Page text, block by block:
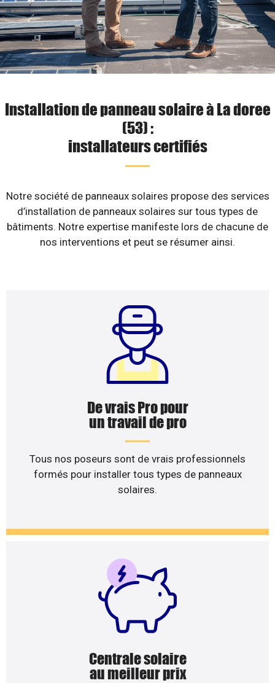
Installation de panneau solaire à La doree
(53) :
installateurs certifiés
Notre société de panneaux solaires propose des services
d’installation de panneaux solaires sur tous types de
bâtiments. Notre expertise manifeste lors de chacune de
nos interventions et peut se résumer ainsi.
De vrais Pro pour
un travail de pro
Tous nos poseurs sont de vrais professionnels
formés pour installer tous types de panneaux
solaires.
Centrale solaire
au meilleur prix